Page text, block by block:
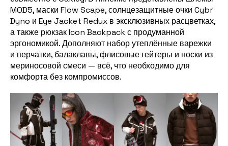
MOD5, маски Flow Scape, солнцезащитные очки Cybr
Dyno и Eye Jacket Redux в эксклюзивных расцветках,
а также рюкзак Icon Backpack с продуманной
эргономикой. Дополняют набор утеплённые варежки
и перчатки, балаклавы, флисовые гейтеры и носки из
мериносовой смеси — всё, что необходимо для
комфорта без компромиссов.